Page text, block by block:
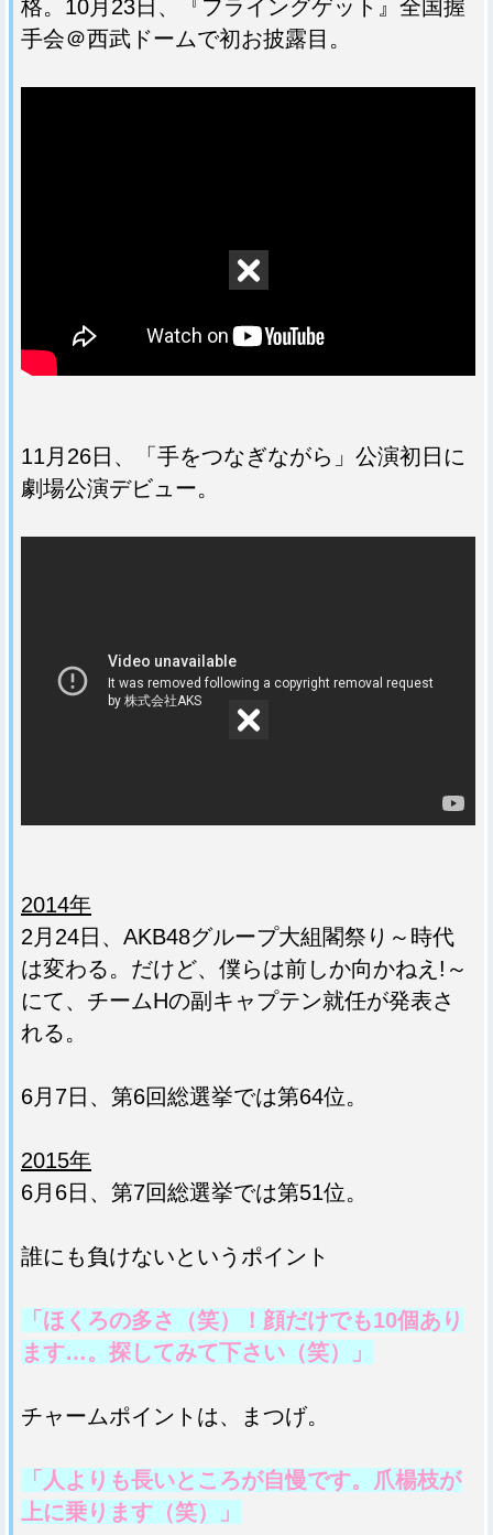
格。10月23日、『フライングゲット』全国握
手会＠西武ドームで初お披露目。
11月26日、「手をつなぎながら」公演初日に
劇場公演デビュー。
2014年
2月24日、AKB48グループ大組閣祭り～時代
は変わる。だけど、僕らは前しか向かねえ!～‎
にて、チームHの副キャプテン就任が発表さ
れる。
6月7日、第6回総選挙では第64位。
2015年
6月6日、第7回総選挙では第51位。
誰にも負けないというポイント
「ほくろの多さ（笑）！顔だけでも10個あり
ます…。探してみて下さい（笑）」
チャームポイントは、まつげ。
「人よりも長いところが自慢です。爪楊枝が
上に乗ります（笑）」